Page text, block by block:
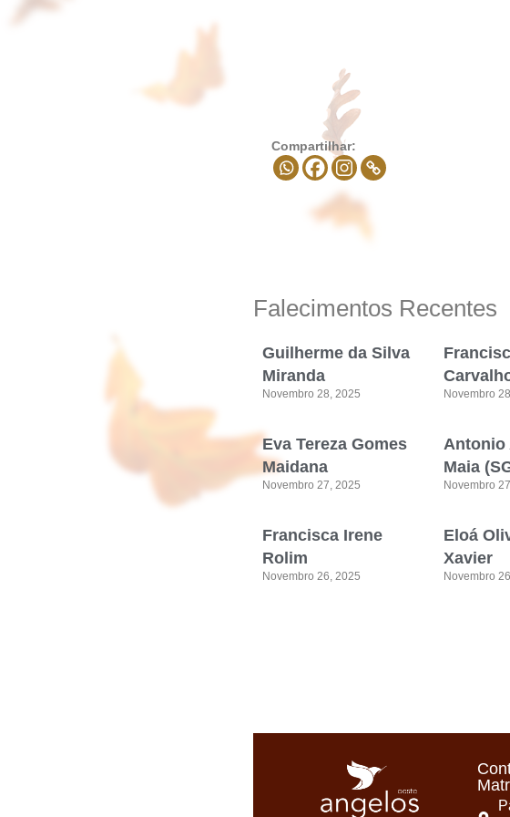
Compartilhar:
Falecimentos Recentes
Guilherme da Silva
Miranda
Novembro 28, 2025 Novembro
Eva Tereza Gomes
Maidana
Novembro 27, 2025
Antonio
Maia
Novembro
Francisca Irene
Rolim
Novembro 26, 2025
Eloá
Xavier
Novembro